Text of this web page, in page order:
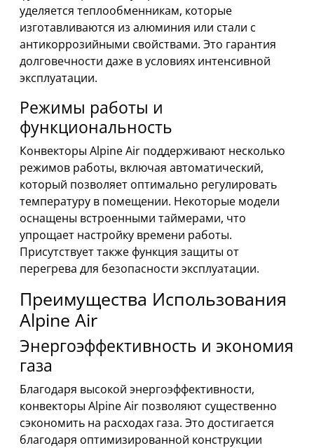
уделяется теплообменникам, которые
изготавливаются из алюминия или стали с
антикоррозийными свойствами. Это гарантия
долговечности даже в условиях интенсивной
эксплуатации.
Режимы работы и
функциональность
Конвекторы Alpine Air поддерживают несколько
режимов работы, включая автоматический,
который позволяет оптимально регулировать
температуру в помещении. Некоторые модели
оснащены встроенными таймерами, что
упрощает настройку времени работы.
Присутствует также функция защиты от
перегрева для безопасности эксплуатации.
Преимущества Использования
Alpine Air
Энергоэффективность и экономия
газа
Благодаря высокой энергоэффективности,
конвекторы Alpine Air позволяют существенно
сэкономить на расходах газа. Это достигается
благодаря оптимизированной конструкции